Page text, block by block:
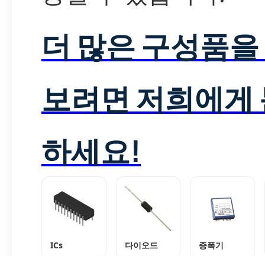
더 많은 구성품
보려면 저희에게
하세요!
ICs 다이오드 증폭기